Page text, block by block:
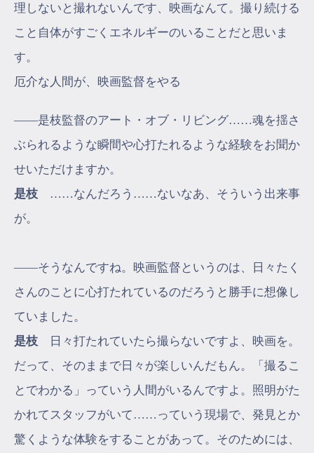
理しないと撮れないんです、映画なんて。撮り続ける
こと自体がすごくエネルギーのいることだと思いま
す。
厄介な人間が、映画監督をやる
――是枝監督のアート・オブ・リビング……魂を揺さ
ぶられるような瞬間や心打たれるような経験をお聞か
せいただけますか。
是枝 ……なんだろう……ないなあ、そういう出来事
が。
――そうなんですね。映画監督というのは、日々たく
さんのことに心打たれているのだろうと勝手に想像し
ていました。
是枝 日々打たれていたら撮らないですよ、映画を。
だって、そのままで日々が楽しいんだもん。「撮るこ
とでわかる」っていう人間がいるんですよ。照明がた
かれてスタッフがいて……っていう現場で、発見とか
驚くような体験をすることがあって。そのためには、